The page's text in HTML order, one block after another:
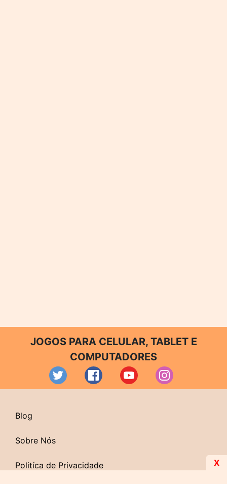
JOGOS PARA CELULAR, TABLET E
COMPUTADORES
Blog
Sobre Nós
Politíca de Privacidade X